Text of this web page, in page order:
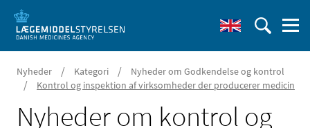
Nyheder / Kategori / Nyheder om Godkendelse og kontrol
/ Kontrol og inspektion af virksomheder der producerer medicin
Nyheder om kontrol og